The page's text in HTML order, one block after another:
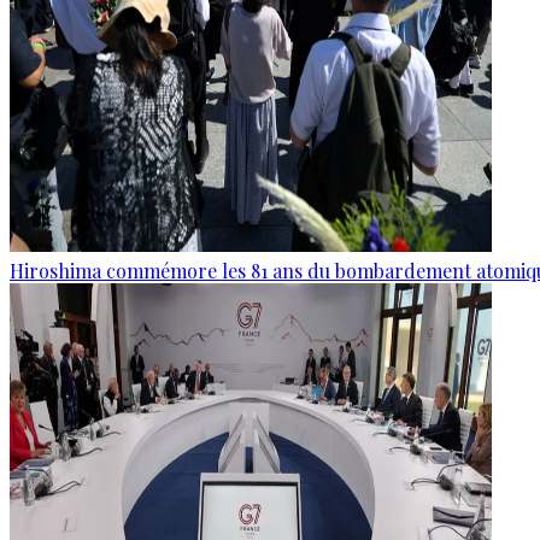
Hiroshima commémore les 81 ans du bombardement